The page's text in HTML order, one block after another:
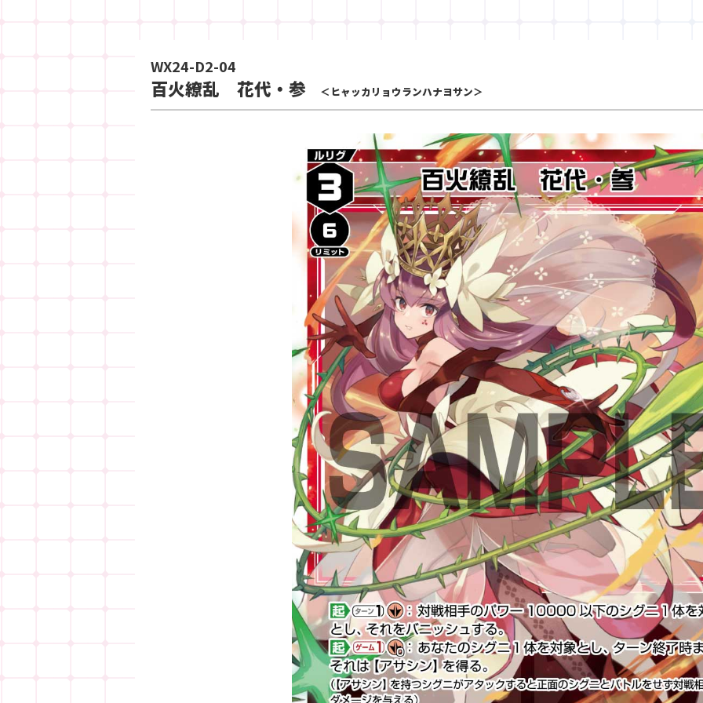
WX24-D2-04
百火繚乱 花代・参 ＜ヒャッカリョウランハナヨサン＞